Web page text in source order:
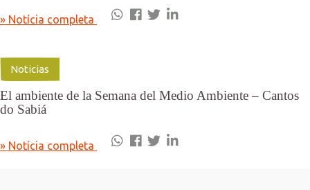
» Notícia completa
Noticias
El ambiente de la Semana del Medio Ambiente – Cantos
do Sabiá
» Notícia completa